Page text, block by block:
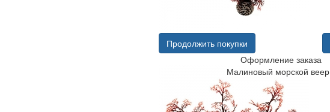
Продолжить покупки
Оформление заказа
Малиновый морской